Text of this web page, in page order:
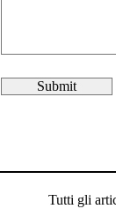
Tutti gli